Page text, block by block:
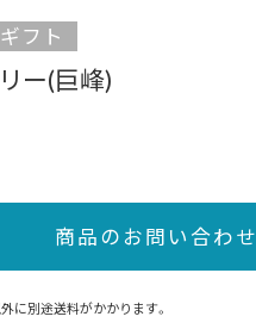
フト
ー(巨峰)
商品のお問い合わせ
に別途送料がかかります。